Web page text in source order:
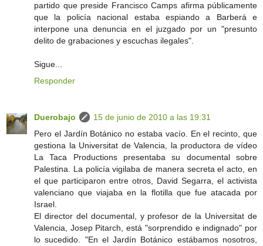
partido que preside Francisco Camps afirma públicamente
que la policía nacional estaba espiando a Barberá e
interpone una denuncia en el juzgado por un "presunto
delito de grabaciones y escuchas ilegales".
Sigue...
Responder
Duerobajo
15 de junio de 2010 a las 19:31
Pero el Jardín Botánico no estaba vacío. En el recinto, que
gestiona la Universitat de Valencia, la productora de vídeo
La Taca Productions presentaba su documental sobre
Palestina. La policía vigilaba de manera secreta el acto, en
el que participaron entre otros, David Segarra, el activista
valenciano que viajaba en la flotilla que fue atacada por
Israel.
El director del documental, y profesor de la Universitat de
Valencia, Josep Pitarch, está "sorprendido e indignado" por
lo sucedido. "En el Jardín Botánico estábamos nosotros,